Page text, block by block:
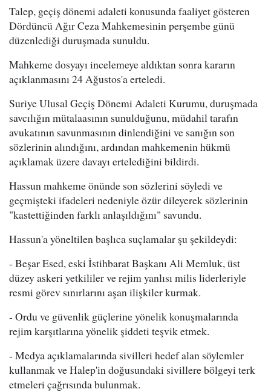
Talep, geçiş dönemi adaleti konusunda faaliyet gösteren
Dördüncü Ağır Ceza Mahkemesinin perşembe günü
düzenlediği duruşmada sunuldu.
Mahkeme dosyayı incelemeye aldıktan sonra kararın
açıklanmasını 24 Ağustos'a erteledi.
Suriye Ulusal Geçiş Dönemi Adaleti Kurumu, duruşmada
savcılığın mütalaasının sunulduğunu, müdahil tarafın
avukatının savunmasının dinlendiğini ve sanığın son
sözlerinin alındığını, ardından mahkemenin hükmü
açıklamak üzere davayı ertelediğini bildirdi.
Hassun mahkeme önünde son sözlerini söyledi ve
geçmişteki ifadeleri nedeniyle özür dileyerek sözlerinin
"kastettiğinden farklı anlaşıldığını" savundu.
Hassun'a yöneltilen başlıca suçlamalar şu şekildeydi:
- Beşar Esed, eski İstihbarat Başkanı Ali Memluk, üst
düzey askeri yetkililer ve rejim yanlısı milis liderleriyle
resmi görev sınırlarını aşan ilişkiler kurmak.
- Ordu ve güvenlik güçlerine yönelik konuşmalarında
rejim karşıtlarına yönelik şiddeti teşvik etmek.
- Medya açıklamalarında sivilleri hedef alan söylemler
kullanmak ve Halep'in doğusundaki sivillere bölgeyi terk
etmeleri çağrısında bulunmak.